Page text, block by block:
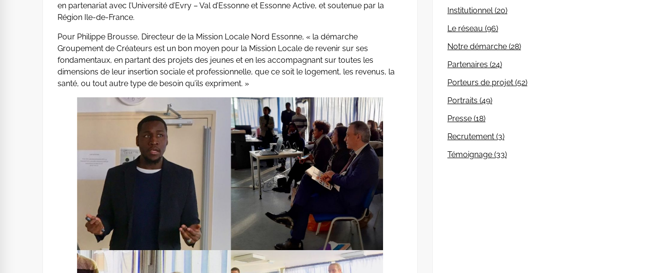
en partenariat avec l’Université d’Evry – Val d’Essonne et Essonne Active, et soutenue par la
Région Ile-de-France.
Pour Philippe Brousse, Directeur de la Mission Locale Nord Essonne, « la démarche
Groupement de Créateurs est un bon moyen pour la Mission Locale de revenir sur ses
fondamentaux, en partant des projets des jeunes et en les accompagnant sur toutes les
dimensions de leur insertion sociale et professionnelle, que ce soit le logement, les revenus, la
santé, ou tout autre type de besoin qu’ils expriment. »
Institutionnel (20)
Le réseau (96)
Notre démarche (28)
Partenaires (24)
Porteurs de projet (52)
Portraits (49)
Presse (18)
Recrutement (3)
Témoignage (33)